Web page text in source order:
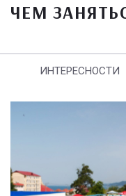
ЧЕМ
ИНТЕРЕСНОСТИ